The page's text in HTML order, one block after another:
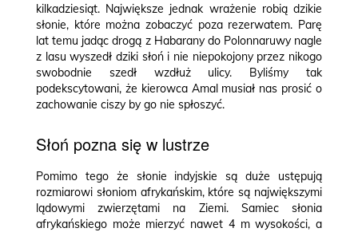
kilkadziesiąt. Największe jednak wrażenie robią dzikie
słonie, które można zobaczyć poza rezerwatem. Parę
lat temu jadąc drogą z Habarany do Polonnaruwy nagle
z lasu wyszedł dziki słoń i nie niepokojony przez nikogo
swobodnie szedł wzdłuż ulicy. Byliśmy tak
podekscytowani, że kierowca Amal musiał nas prosić o
zachowanie ciszy by go nie spłoszyć.
Słoń pozna się w lustrze
Pomimo tego że słonie indyjskie są duże ustępują
rozmiarowi słoniom afrykańskim, które są największymi
lądowymi zwierzętami na Ziemi. Samiec słonia
afrykańskiego może mierzyć nawet 4 m wysokości, a